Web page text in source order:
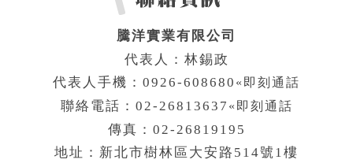
騰洋實業有限公司
代表人：林錫政
代表人手機：0926-608680 «即刻通話
聯絡電話：02-26813637 «即刻通話
傳真：02-26819195
地址：新北市樹林區大安路514號1樓